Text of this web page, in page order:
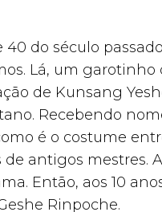
do século
Lá, um garotinho
de Kunsang
Recebendo
é o costume
antigos mestres.
Então, aos 10
Rinpoche.